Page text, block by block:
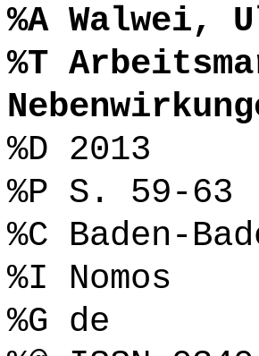
%A Walwei,
%T
%D 2013
%P S. 59-63
%C Baden-
%I Nomos
%G de